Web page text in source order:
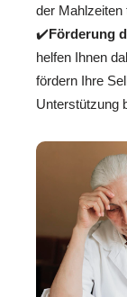
der Mahlzeiten
✔️Förderung
helfen Ihnen
fördern Ihre
Unterstützung